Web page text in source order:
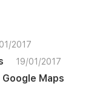
2017
19/01/2017
Maps